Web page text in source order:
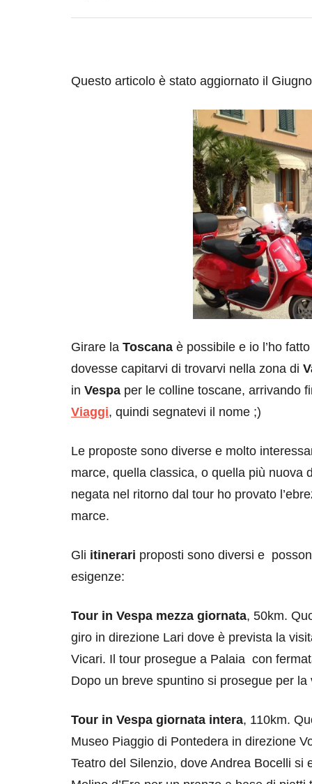
Questo articolo è stato aggiornato il
Girare la Toscana è possibile e io l’ho
dovesse capitarvi di trovarvi nella zona di
in Vespa per le colline toscane, arrivando
Viaggi, quindi segnatevi il nome ;)
Le proposte sono diverse e molto
marce, quella classica, o quella più nuova
negata nel ritorno dal tour ho provato
marce.
Gli itinerari proposti sono diversi e
esigenze:
Tour in Vespa mezza giornata, 50km.
giro in direzione Lari dove è prevista la
Vicari. Il tour prosegue a Palaia con
Dopo un breve spuntino si prosegue per
Tour in Vespa giornata intera, 110km.
Museo Piaggio di Pontedera in direzione
Teatro del Silenzio, dove Andrea Bocelli si